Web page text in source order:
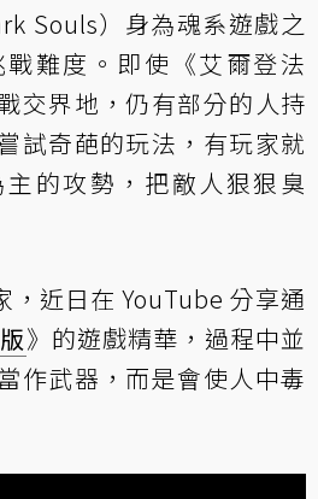
Souls）身為魂系遊戲之
難度。即使《艾爾登法
交界地，仍有部分的人持
試奇葩的玩法，有玩家就
的攻勢，把敵人狠狠臭
，近日在 YouTube 分享通
》的遊戲精華，過程中並
作武器，而是會使人中毒